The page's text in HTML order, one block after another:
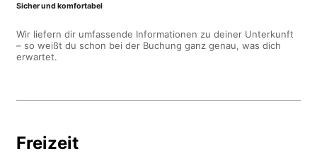
Sicher und komfortabel
Wir liefern dir umfassende Informationen zu deiner Unterkunft
– so weißt du schon bei der Buchung ganz genau, was dich
erwartet.
Freizeit